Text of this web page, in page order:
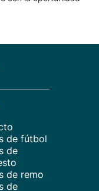
de fútbol
de
de remo
de